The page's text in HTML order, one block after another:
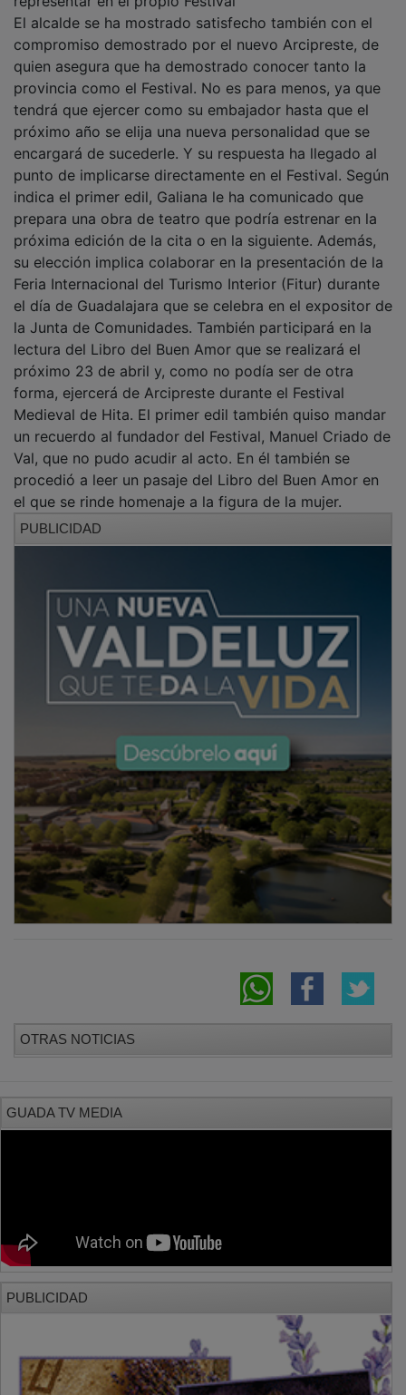
El alcalde se ha mostrado satisfecho también con el
compromiso demostrado por el nuevo Arcipreste, de
quien asegura que ha demostrado conocer tanto la
provincia como el Festival. No es para menos, ya que
tendrá que ejercer como su embajador hasta que el
próximo año se elija una nueva personalidad que se
encargará de sucederle. Y su respuesta ha llegado al
punto de implicarse directamente en el Festival. Según
indica el primer edil, Galiana le ha comunicado que
prepara una obra de teatro que podría estrenar en la
próxima edición de la cita o en la siguiente. Además,
su elección implica colaborar en la presentación de la
Feria Internacional del Turismo Interior (Fitur) durante
el día de Guadalajara que se celebra en el expositor de
la Junta de Comunidades. También participará en la
lectura del Libro del Buen Amor que se realizará el
próximo 23 de abril y, como no podía ser de otra
forma, ejercerá de Arcipreste durante el Festival
Medieval de Hita. El primer edil también quiso mandar
un recuerdo al fundador del Festival, Manuel Criado de
Val, que no pudo acudir al acto. En él también se
procedió a leer un pasaje del Libro del Buen Amor en
el que se rinde homenaje a la figura de la mujer.
PUBLICIDAD